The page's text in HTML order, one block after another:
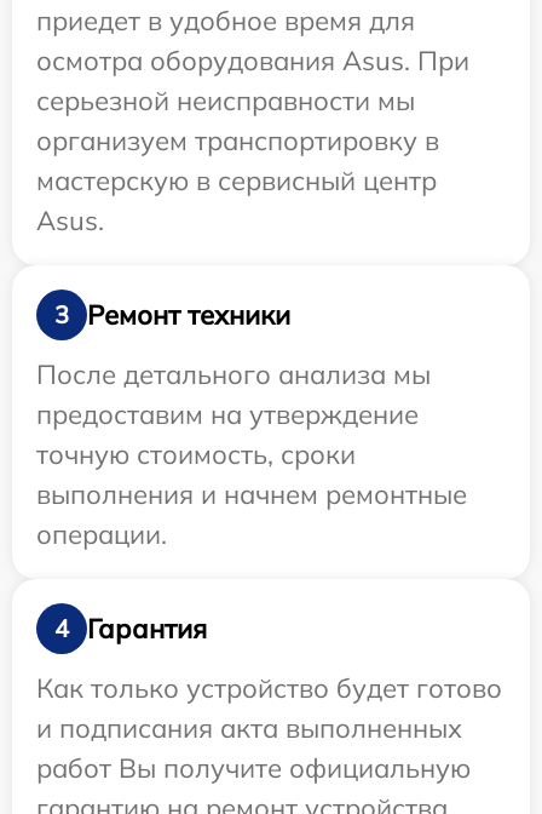
приедет в удобное время для
осмотра оборудования Asus. При
серьезной неисправности мы
организуем транспортировку в
мастерскую в сервисный центр
Asus.
3
Ремонт техники
После детального анализа мы
предоставим на утверждение
точную стоимость, сроки
выполнения и начнем ремонтные
операции.
4
Гарантия
Как только устройство будет готово
и подписания акта выполненных
работ Вы получите официальную